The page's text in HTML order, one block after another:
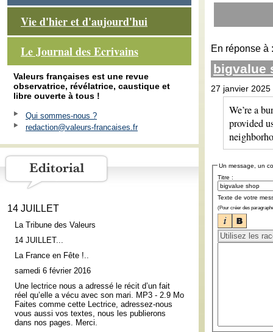
Vie d'hier et d'aujourd'hui
Le Journal des Ecrivains
Valeurs françaises est une revue
observatrice, révélatrice, caustique et
libre ouverte à tous !
Qui sommes-nous ?
redaction@valeurs-francaises.fr
14 JUILLET
La Tribune des Valeurs
14 JUILLET...
La France en Fête !..
samedi 6 février 2016
Une lectrice nous a adressé le récit d’un fait
réel qu’elle a vécu avec son mari. MP3 - 2.9 Mo
Faites comme cette Lectrice, adressez-nous
vous aussi vos textes, nous les publierons
dans nos pages. Merci.
En réponse à :
bigvalue
27 janvier
We’re a
provided
Un message, un
Titre :
Texte de votre
(Pour créer des